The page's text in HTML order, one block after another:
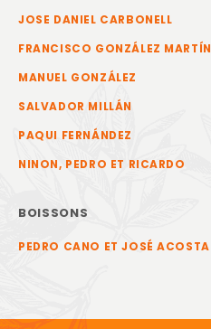
JOSE DANIEL CARBONELL
FRANCISCO GONZÁLEZ MARTÍN
MANUEL GONZÁLEZ
SALVADOR MILLÁN
PAQUI FERNÁNDEZ
NINON, PEDRO ET RICARDO
BOISSONS
PEDRO CANO ET JOSÉ ACOSTA